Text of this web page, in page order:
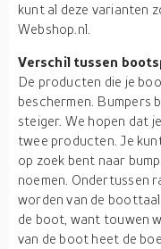
kunt al deze varianten
Webshop.nl.
Verschil tussen
De producten die je
beschermen. Bumpers
steiger. We hopen dat
twee producten. Je
op zoek bent naar
noemen. Ondertussen
worden van de
de boot, want touwen
van de boot heet de